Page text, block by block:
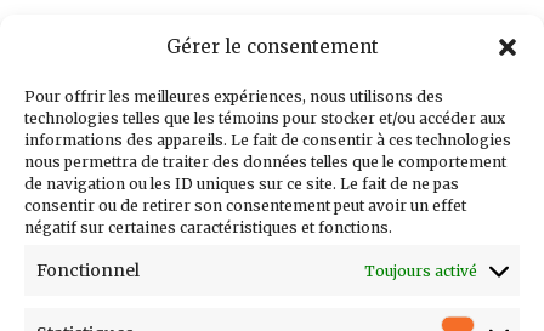
Gérer le consentement
Pour offrir les meilleures expériences, nous utilisons des
technologies telles que les témoins pour stocker et/ou accéder aux
informations des appareils. Le fait de consentir à ces technologies
nous permettra de traiter des données telles que le comportement
de navigation ou les ID uniques sur ce site. Le fait de ne pas
consentir ou de retirer son consentement peut avoir un effet
négatif sur certaines caractéristiques et fonctions.
Fonctionnel Toujours activé
notre infolettre
Courriel
Prénom